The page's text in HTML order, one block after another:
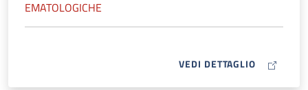
EMATOLOGICHE
VEDI DETTAGLIO MAP ICON